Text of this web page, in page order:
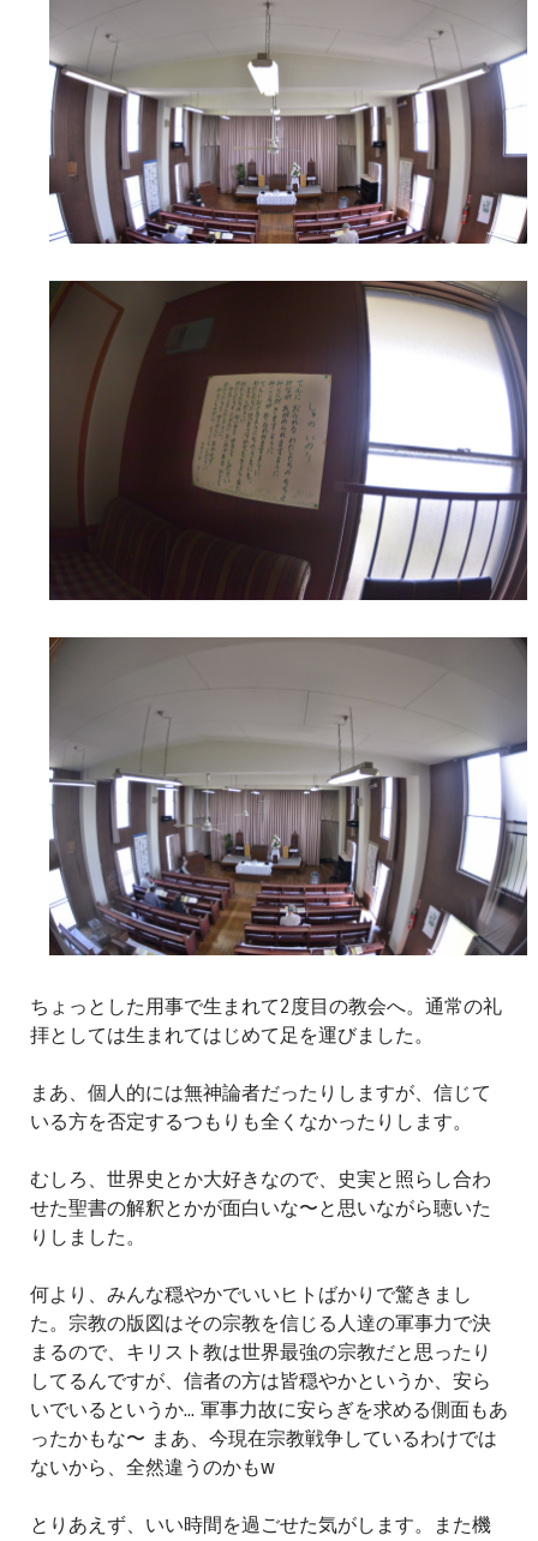
ちょっとした用事で生まれて2度目の教会へ。通常の礼
拝としては生まれてはじめて足を運びました。
まあ、個人的には無神論者だったりしますが、信じて
いる方を否定するつもりも全くなかったりします。
むしろ、世界史とか大好きなので、史実と照らし合わ
せた聖書の解釈とかが面白いな〜と思いながら聴いた
りしました。
何より、みんな穏やかでいいヒトばかりで驚きまし
た。宗教の版図はその宗教を信じる人達の軍事力で決
まるので、キリスト教は世界最強の宗教だと思ったり
してるんですが、信者の方は皆穏やかというか、安ら
いでいるというか... 軍事力故に安らぎを求める側面もあ
ったかもな〜 まあ、今現在宗教戦争しているわけでは
ないから、全然違うのかもw
とりあえず、いい時間を過ごせた気がします。また機